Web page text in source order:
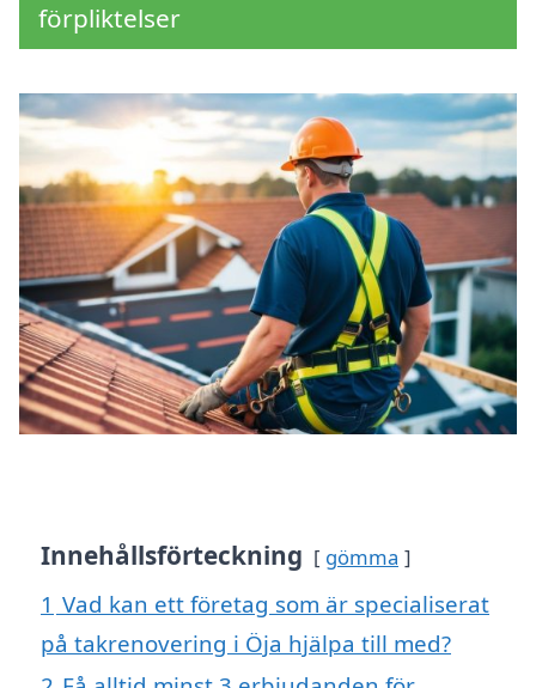
förpliktelser
Innehållsförteckning gömma
1 Vad kan ett företag som är specialiserat
på takrenovering i Öja hjälpa till med?